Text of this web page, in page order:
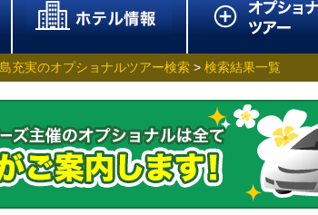
充実のオプショナルツアー検索 > 検索結果一覧